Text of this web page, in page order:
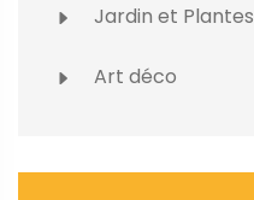
Jardin et Plantes
Art déco